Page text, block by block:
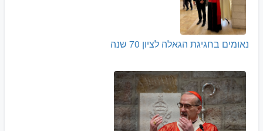
נאומים בחגיגת הגאלה לציון 70 שנה